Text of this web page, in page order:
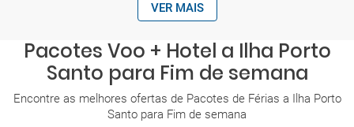
VER MAIS
Pacotes Voo + Hotel a Ilha Porto
Santo para Fim de semana
Encontre as melhores ofertas de Pacotes de Férias a Ilha Porto
Santo para Fim de semana